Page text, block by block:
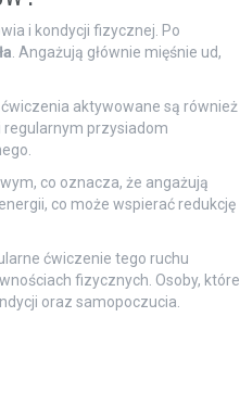
i kondycji fizycznej. Po
. Angażują głównie mięśnie ud,
aktywowane są również
regularnym przysiadom
co oznacza, że angażują
co może wspierać redukcję
ćwiczenie tego ruchu
fizycznych. Osoby, które
oraz samopoczucia.